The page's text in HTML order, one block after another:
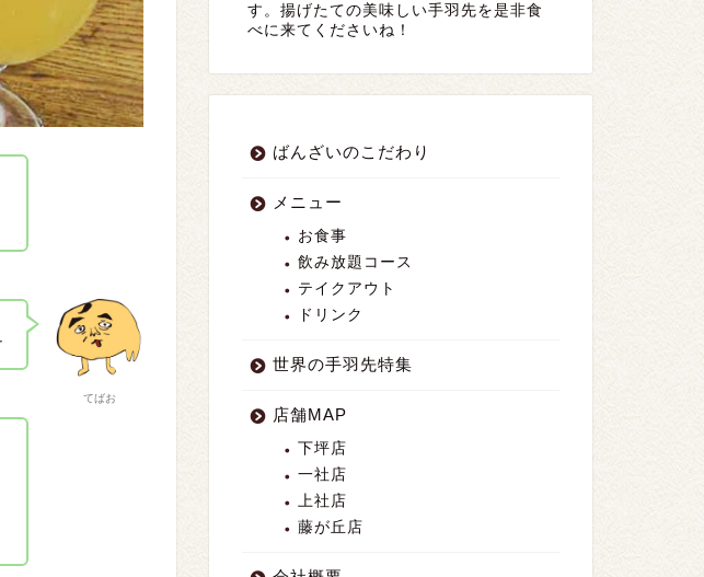
てばお
す。揚げたての美味しい手羽先を是非食
べに来てくださいね！
ばんざいのこだわり
メニュー
お食事
飲み放題コース
テイクアウト
ドリンク
世界の手羽先特集
店舗MAP
下坪店
一社店
上社店
藤が丘店